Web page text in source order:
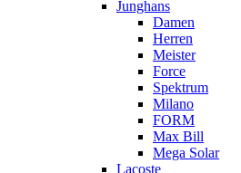
Junghans
Damen
Herren
Meister
Force
Spektrum
Milano
FORM
Max Bill
Mega Solar
Lacoste